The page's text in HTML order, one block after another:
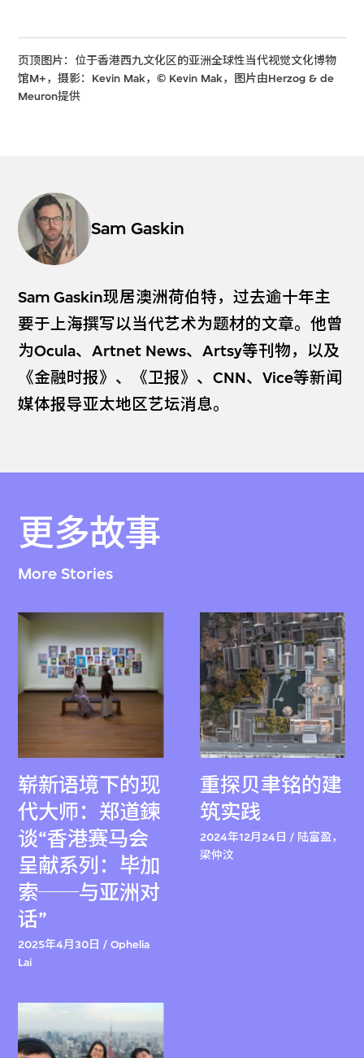
页顶图片：位于香港西九文化区的亚洲全球性当代视觉文化博物
馆M+，摄影：Kevin Mak，© Kevin Mak，图片由Herzog & de
Meuron提供
Sam Gaskin
Sam Gaskin现居澳洲荷伯特，过去逾十年主
要于上海撰写以当代艺术为题材的文章。他曾
为Ocula、Artnet News、Artsy等刊物，以及
《金融时报》、《卫报》、CNN、Vice等新闻
媒体报导亚太地区艺坛消息。
更多故事
More Stories
崭新语境下的现
代大师：郑道鍊
谈“香港赛马会
呈献系列：毕加
索──与亚洲对
话”
2025年4月30日 / Ophelia
Lai
重探贝聿铭的建
筑实践
2024年12月24日 / 陆富盈，
梁仲汶